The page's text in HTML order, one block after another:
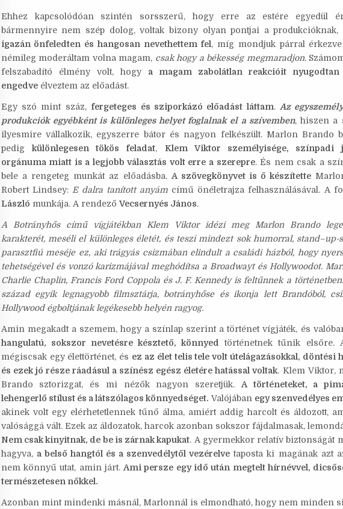
o
k
p
Ehhez kapcsolódóan szintén sorsszerű, hogy erre az estére egyedül
bármennyire nem szép dolog, voltak bizony olyan pontjai a
igazán önfeledten és hangosan nevethettem fel , míg mondjuk párral
némileg moderáltam volna magam, csak hogy a békesség megmaradjon.
felszabadító élmény volt, hogy a magam zabolátlan reakcióit nyugodtan
engedveélveztem az előadást.
Egy szó mint száz, fergeteges és sziporkázó előadást láttam. Az
produkciók egyébként is különleges helyet foglalnak el a szívemben, hiszen a
ilyesmire vállalkozik, egyszerre bátor és nagyon felkészült. Marlon Brando
pedig különlegesen tökös feladat, Klem Viktor személyisége, színpadi
orgánuma miatt is a legjobb választás volt erre a szerepre. És nem csak a
bele a rengeteg munkát az előadásba. A szövegkönyvet is ő készítette
Robert Lindsey: E dalra tanított anyám című önéletrajza felhasználásával. A
László munkája. A rendezőVecsernyés János.
A Botrányhős című vígjátékban Klem Viktor idézi meg Marlon Brando
karakterét, meséli el különleges életét, és teszi mindezt sok humorral, stand–up-
parasztfiú meséje ez, aki trágyás csizmában elindult a családi házból, hogy
tehetségével és vonzó karizmájával meghódítsa a Broadwayt és Hollywoodot.
Charlie Chaplin, Francis Ford Coppola és J. F. Kennedy is feltűnnek a
század egyik legnagyobb filmsztárja, botrányhőse és ikonja lett Brandóból,
Hollywood égboltjának legékesebb helyén ragyog.
Amin megakadt a szemem, hogy a színlap szerint a történet vígjáték, és
hangulatú, sokszor nevetésre késztető, könnyed
történetnek tűnik elsőre.
mégiscsak egy élettörténet, és ez az élet telis tele volt útelágazásokkal, döntési
és ezek jó része ráadásul a színész egész életére hatással voltak. Klem Viktor,
Brando sztorizgat, és mi nézők nagyon szeretjük. A történeteket, a
lehengerlő stílust és a látszólagos könnyedséget. Valójában egy szenvedélyes
akinek volt egy elérhetetlennek tűnő álma, amiért addig harcolt és áldozott,
valósággá vált. Ezek az áldozatok, harcok azonban sokszor fájdalmasak,
Nem csak kinyitnak, de be is zárnak kapukat. A gyermekkor relatív biztonságát
hagyva, a belső hangtól és a szenvedélytől vezérelve taposta ki magának azt
nem könnyű utat, amin járt. Ami persze egy idő után megtelt hírnévvel,
természetesen nőkkel.
Azonban mint mindenki másnál, Marlonnál is elmondható, hogy nem minden